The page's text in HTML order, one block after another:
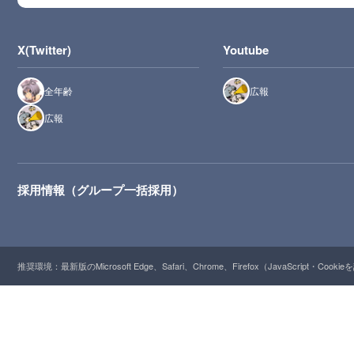
X(Twitter)
全年齢
広報
Youtube
広報
採用情報（グループ一括採用）
推奨環境：最新版のMicrosoft Edge、Safari、Chrome、Firefox（JavaScript・Cookie